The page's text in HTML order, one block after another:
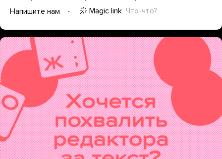
Напишите нам
Magic link Что-что?